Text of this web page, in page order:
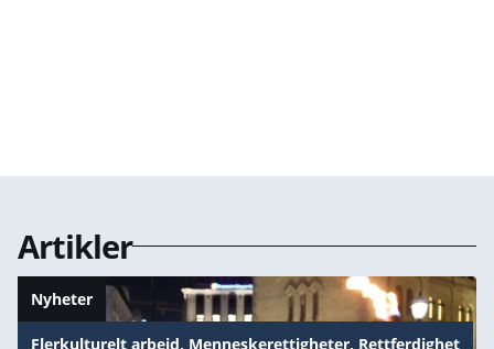
Artikler
Nyheter
Flerkulturelt arbeid, Menneskerettigheter, Rettferdighet